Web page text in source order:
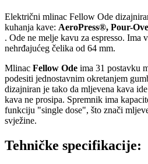
Električni mlinac Fellow Ode
kuhanja kave: AeroPress®, Pour-
. Ode ne melje kavu za espresso. Ima
nehrđajućeg čelika od 64 mm.
Mlinac Fellow Ode ima 31 postavku
podesiti jednostavnim okretanjem
dizajniran je tako da mljevena kava
kava ne prosipa. Spremnik ima
funkciju "single dose", što znači
svježine.
Tehničke specifikacije: